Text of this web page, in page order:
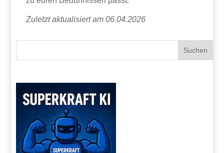
Zuletzt aktualisiert am 06.04.2026